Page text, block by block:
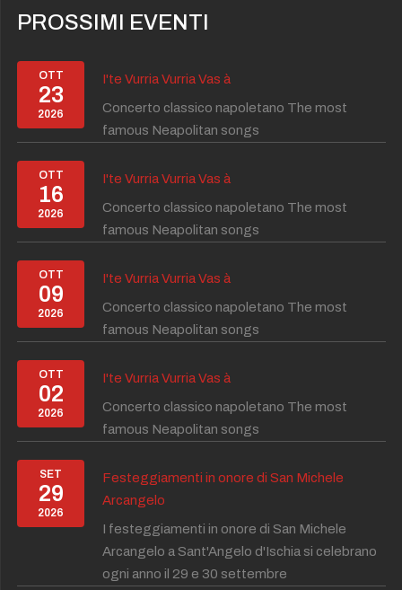
PROSSIMI EVENTI
OTT
23
2026
I'te Vurria Vurria Vas à
Concerto classico napoletano The most
famous Neapolitan songs
OTT
16
2026
I'te Vurria Vurria Vas à
Concerto classico napoletano The most
famous Neapolitan songs
OTT
09
2026
I'te Vurria Vurria Vas à
Concerto classico napoletano The most
famous Neapolitan songs
OTT
02
2026
I'te Vurria Vurria Vas à
Concerto classico napoletano The most
famous Neapolitan songs
SET
29
2026
Festeggiamenti in onore di San Michele
Arcangelo
I festeggiamenti in onore di San Michele
Arcangelo a Sant'Angelo d'Ischia si celebrano
ogni anno il 29 e 30 settembre